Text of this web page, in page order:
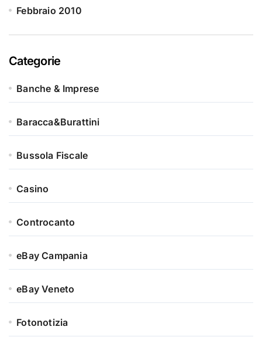
Febbraio 2010
Categorie
Banche & Imprese
Baracca&Burattini
Bussola Fiscale
Casino
Controcanto
eBay Campania
eBay Veneto
Fotonotizia